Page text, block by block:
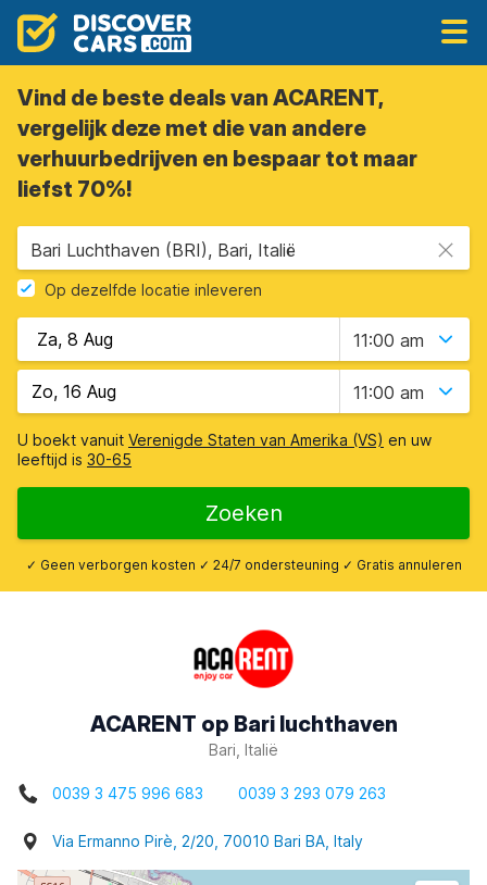
Vind de beste deals van ACARENT,
vergelijk deze met die van andere
verhuurbedrijven en bespaar tot maar
liefst 70%!
Bari Luchthaven (BRI), Bari, Italië
Op dezelfde locatie inleveren
11:00 am
11:00 am
U boekt vanuit Verenigde Staten van Amerika (VS) en uw
leeftijd is 30-65
Zoeken
✓ Geen verborgen kosten ✓ 24/7 ondersteuning ✓ Gratis annuleren
ACARENT op Bari luchthaven
Bari, Italië
0039 3 475 996 683 0039 3 293 079 263
Via Ermanno Pirè, 2/20, 70010 Bari BA, Italy